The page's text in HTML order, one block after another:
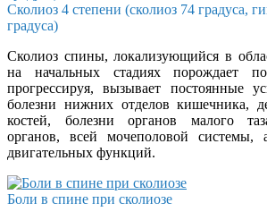
Сколиоз 4 степени (сколиоз 74 градуса,
градуса)
Сколиоз спины, локализующийся в
на начальных стадиях порождает
прогрессируя, вызывает постоянные
болезни нижних отделов кишечника,
костей, болезни органов малого
органов, всей мочеполовой системы,
двигательных функций.
Боли в спине при сколиозе